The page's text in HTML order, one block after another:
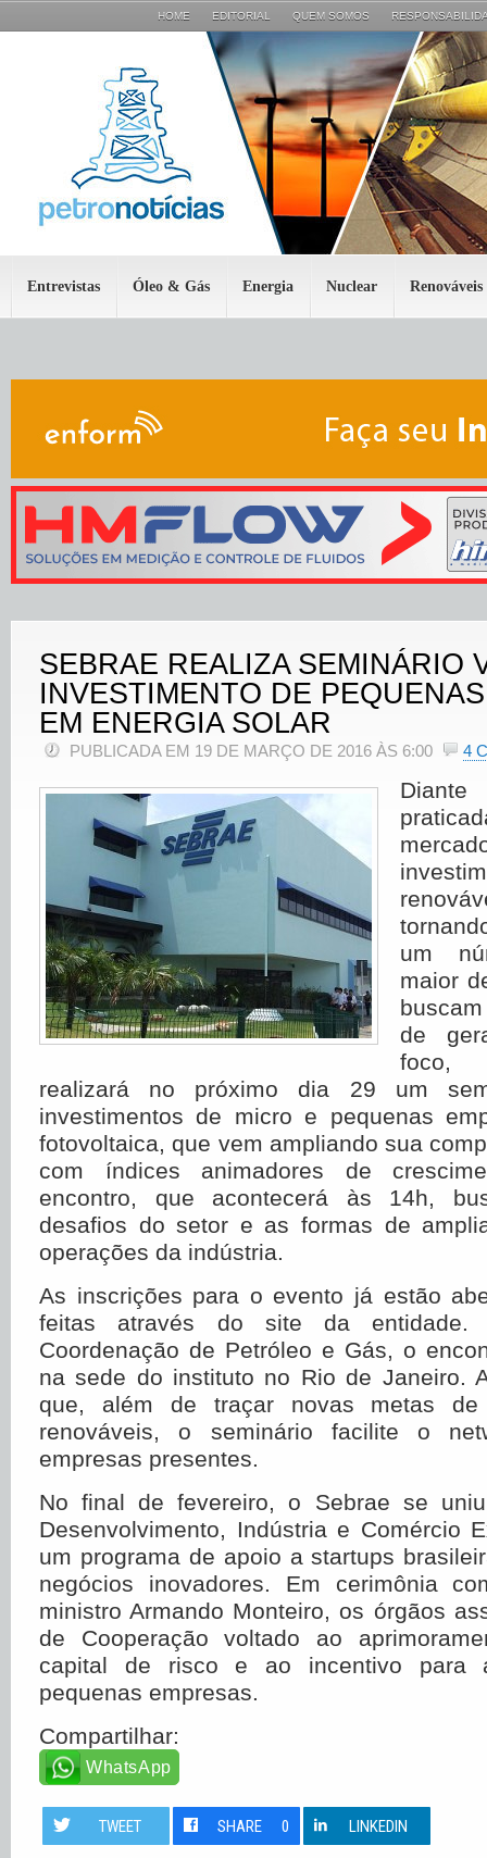
HOME EDITORIAL QUEM SOMOS
Entrevistas Óleo & Gás Energia Nuclear Renováveis
SEBRAE REALIZA SEMINÁRIO
INVESTIMENTO DE
EM ENERGIA SOLAR
PUBLICADA EM 19 DE MARÇO DE 2016 ÀS 6:00 4
Diante
um
maior
de
foco,
realizará no próximo dia 29 um
investimentos de micro e pequenas
fotovoltaica, que vem ampliando sua
com índices animadores de
encontro, que acontecerá às 14h,
desafios do setor e as formas de
operações da indústria.
As inscrições para o evento já estão
feitas através do site da entidade.
Coordenação de Petróleo e Gás, o
na sede do instituto no Rio de Janeiro.
que, além de traçar novas metas de
renováveis, o seminário facilite o
empresas presentes.
No final de fevereiro, o Sebrae se
Desenvolvimento, Indústria e Comércio
um programa de apoio a startups
negócios inovadores. Em cerimônia
ministro Armando Monteiro, os órgãos
de Cooperação voltado ao
capital de risco e ao incentivo para
pequenas empresas.
Compartilhar:
WhatsApp
TWEET SHARE 0 LINKEDIN